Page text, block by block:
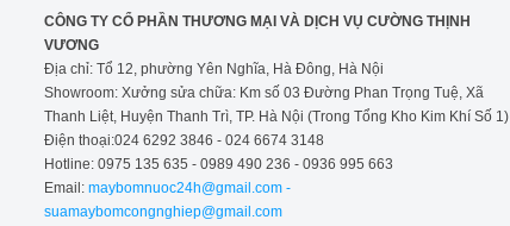
CÔNG TY CỔ PHẦN THƯƠNG MẠI VÀ DỊCH VỤ CƯỜNG THỊNH
VƯƠNG
Địa chỉ: Tổ 12, phường Yên Nghĩa, Hà Đông, Hà Nội
Showroom: Xưởng sửa chữa: Km số 03 Đường Phan Trọng Tuệ, Xã
Thanh Liệt, Huyện Thanh Trì, TP. Hà Nội (Trong Tổng Kho Kim Khí Số 1)
Điện thoại:024 6292 3846 - 024 6674 3148
Hotline: 0975 135 635 - 0989 490 236 - 0936 995 663
Email: maybomnuoc24h@gmail.com -
suamaybomcongnghiep@gmail.com